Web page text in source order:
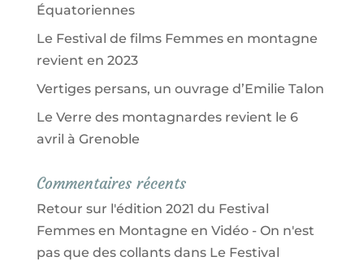
Équatoriennes
Le Festival de films Femmes en montagne
revient en 2023
Vertiges persans, un ouvrage d’Emilie Talon
Le Verre des montagnardes revient le 6
avril à Grenoble
Commentaires récents
Retour sur l'édition 2021 du Festival
Femmes en Montagne en Vidéo - On n'est
pas que des collantsdans Le Festival